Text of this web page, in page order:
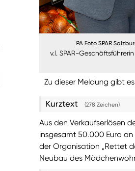
PA Foto SPAR
v.l. SPAR-
Zu dieser Meldung gibt
Kurztext (278 Zeichen)
Aus den Verkaufserlösen
insgesamt 50.000 Euro
der Organisation „Rettet
Neubau des